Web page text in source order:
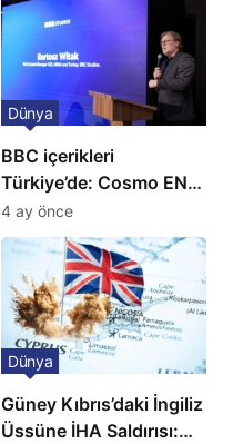
BBC içerikleri
Türkiye’de: Cosmo EN
ve BBC Player yayında
Dünya
4 ay önce
Güney Kıbrıs’daki İngiliz
Üssüne İHA Saldırısı:
Dünya